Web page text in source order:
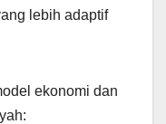
lebih adaptif
ekonomi dan